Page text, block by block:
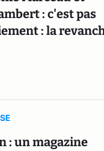
: c'est pas
: la
: un magazine